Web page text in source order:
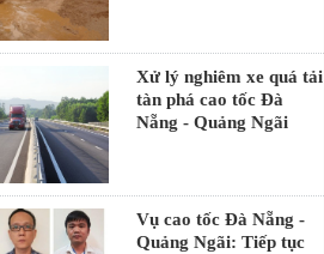
Xử lý nghiêm xe quá tải
tàn phá cao tốc Đà
Nẵng - Quảng Ngãi
Vụ cao tốc Đà Nẵng -
Quảng Ngãi: Tiếp tục